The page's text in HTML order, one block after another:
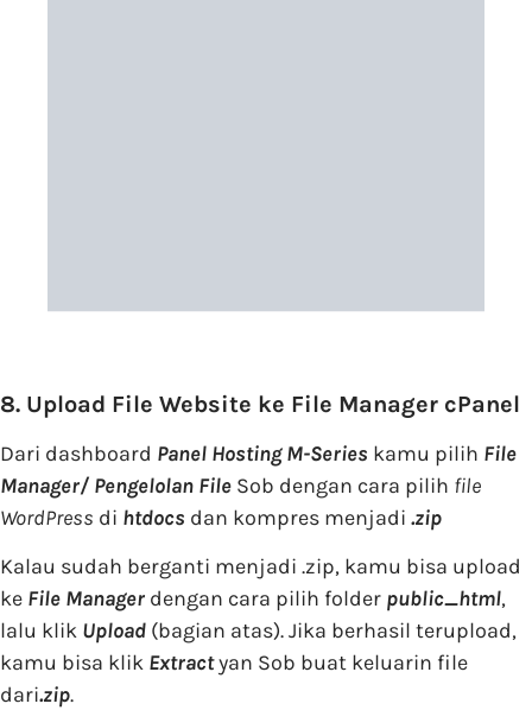
8. Upload File Website ke File Manager cPanel
Dari dashboard Panel Hosting M-Series kamu pilih File
Manager/ Pengelolan File Sob dengan cara pilih file
WordPress di htdocs dan kompres menjadi .zip
Kalau sudah berganti menjadi .zip, kamu bisa upload
ke File Manager dengan cara pilih folder public_html,
lalu klik Upload (bagian atas). Jika berhasil terupload,
kamu bisa klik Extractyan Sob buat keluarin file
dari.zip.